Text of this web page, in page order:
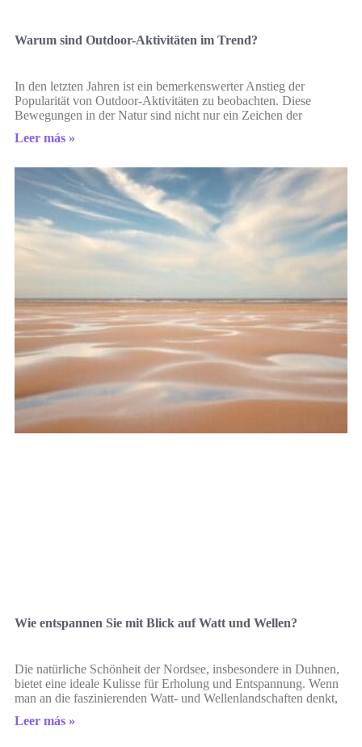
Warum sind Outdoor-Aktivitäten im Trend?
In den letzten Jahren ist ein bemerkenswerter Anstieg der
Popularität von Outdoor-Aktivitäten zu beobachten. Diese
Bewegungen in der Natur sind nicht nur ein Zeichen der
Leer más »
Wie entspannen Sie mit Blick auf Watt und Wellen?
Die natürliche Schönheit der Nordsee, insbesondere in Duhnen,
bietet eine ideale Kulisse für Erholung und Entspannung. Wenn
man an die faszinierenden Watt- und Wellenlandschaften denkt,
Leer más »